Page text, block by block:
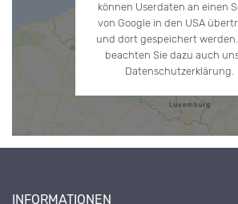
können Userdaten an einen
von Google in den USA
und dort gespeichert
beachten Sie dazu auch
Datenschutzerklärung.
INFORMATIONEN